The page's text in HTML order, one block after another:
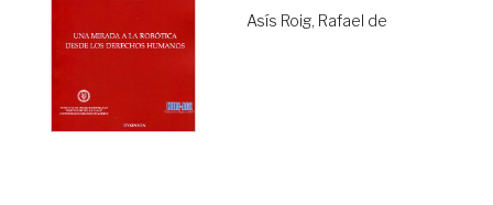
Asís Roig, Rafael de